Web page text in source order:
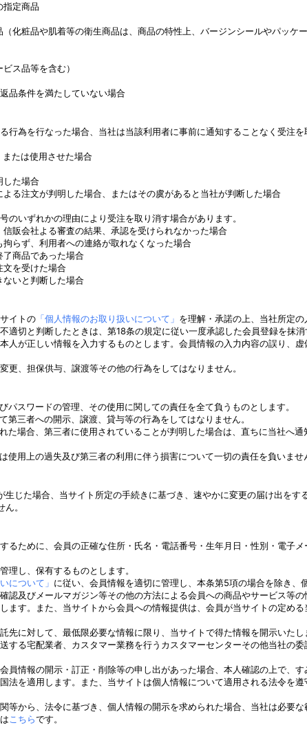
指定商品
化粧品や肌着等の衛生商品は、商品の特性上、バージンシールやパッケ
ス品等を含む）
品条件を満たしていない場合
行為を行なった場合、当社は当該利用者に事前に通知することなく受注を
たは使用させた場合
した場合
る注文が判明した場合、またはその虞があると当社が判断した場合
のいずれかの理由により受注を取り消す場合があります。
販会社よる審査の結果、承認を受けられなかった場合
らず、利用者への連絡が取れなくなった場合
商品であった場合
文を受けた場合
ないと判断した場合
イトの 「個人情報のお取り扱いについて」 を理解・承諾の上、当社所定
適切と判断したときは、第18条の規定に従い一度承認した会員登録を抹消
人が正しい情報を入力するものとします。会員情報の入力内容の誤り、
、担保供与、譲渡等その他の行為をしてはなりません。
スワードの管理、その使用に関しての責任を全て負うものとします。
三者への開示、譲渡、貸与等の行為をしてはなりません。
た場合、第三者に使用されていることが判明した場合は、直ちに当社へ
使用上の過失及び第三者の利用に伴う損害について一切の責任を負いませ
じた場合、当サイト所定の手続きに基づき、速やかに変更の届け出を
。
るために、会員の正確な住所・氏名・電話番号・生年月日・性別・電子
理し、保有するものとします。
について」 に従い、会員情報を適切に管理し、本条第5項の場合を除き、
認及びメールマガジン等その他の方法による会員への商品やサービス等
ます。また、当サイトから会員への情報提供は、会員が当サイトの定め
先に対して、最低限必要な情報に限り、当サイトで得た情報を開示いた
する宅配業者、カスタマー業務を行うカスタマーセンターその他当社の
員情報の開示・訂正・削除等の申し出があった場合、本人確認の上で、す
法を適用します。また、当サイトは個人情報について適用される法令を
等から、法令に基づき、個人情報の開示を求められた場合、当社は必要
こちらです。